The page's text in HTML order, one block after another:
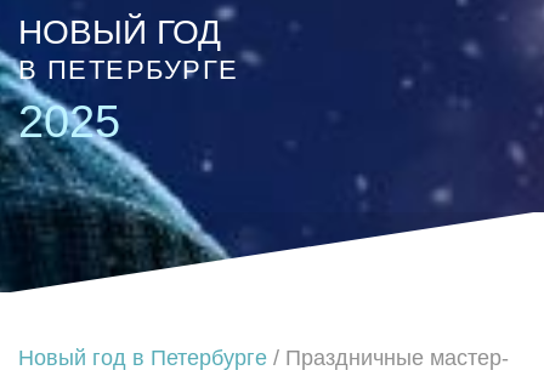
НОВЫЙ ГОД
В ПЕТЕРБУРГЕ
2025
Новый год в Петербурге / Праздничные мастер-